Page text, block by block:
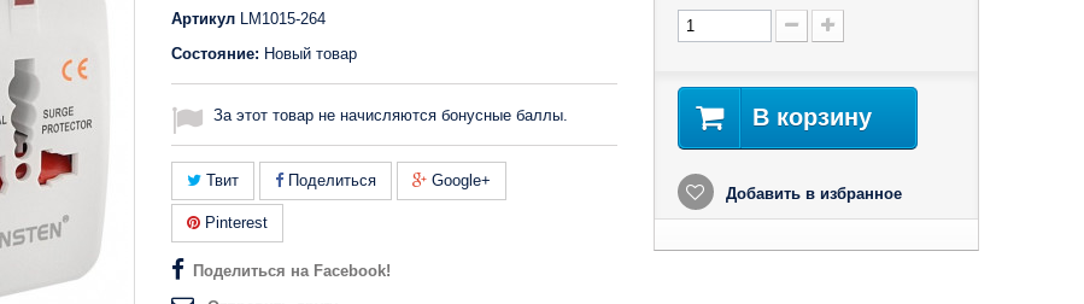
Артикул LM1015-264
Состояние: Новый товар
За этот товар не начисляются бонусные баллы.
Твит Поделиться Google+
Pinterest
Поделиться на Facebook!
В корзину
Добавить в избранное